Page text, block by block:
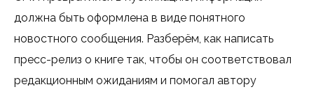
должна быть оформлена в виде понятного
новостного сообщения. Разберём, как написать
пресс-релиз о книге так, чтобы он соответствовал
редакционным ожиданиям и помогал автору